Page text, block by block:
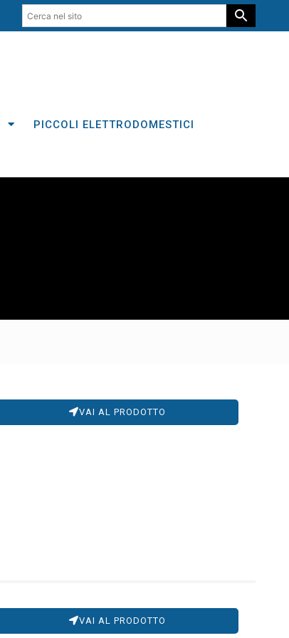
PICCOLI ELETTRODOMESTICI
VAI AL PRODOTTO
VAI AL PRODOTTO